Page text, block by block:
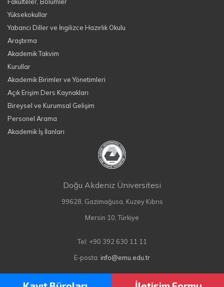
Yüksekokullar
Yabancı Diller ve İngilizce Hazırlık Okulu
Araştırma
Akademik Takvim
Kurullar
Akademik Birimler ve Yönetimleri
Açık Erişim Ders Kaynakları
Bireysel ve Kurumsal Gelişim
Personel Arama
Akademik İş İlanları
Doğu Akdeniz Üniversitesi
99628, Gazimağusa, Kuzey Kıbrıs
Mersin 10, Türkiye
Tel: +90 392 630 11 11
E-posta: info@emu.edu.tr